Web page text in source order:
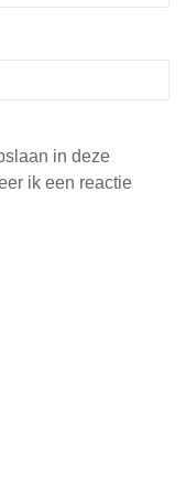
in deze
ik een reactie